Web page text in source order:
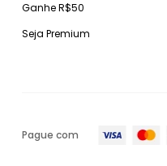
Ganhe R$50
Seja Premium
Pague com